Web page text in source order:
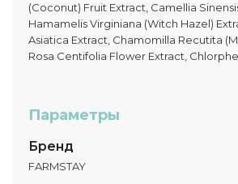
(Coconut) Fruit Extract, Camellia
Hamamelis Virginiana (Witch Hazel)
Asiatica Extract, Chamomilla Recutita
Rosa Centifolia Flower Extract,
Параметры
Бренд
FARMSTAY